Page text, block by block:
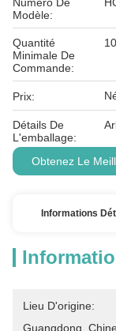
Modèle:
Quantité
Minimale De
Commande:
Prix:
Détails De
L'emballage:
Obtenez Le
Informations
Lieu D'origine:
Guangdong,